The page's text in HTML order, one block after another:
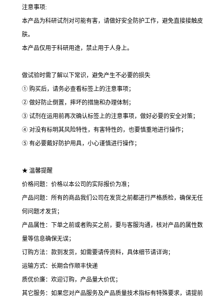
注意事项:
本产品为科研试剂对可能有害，请做好安全防护工作，避免直接接触皮
肤。
本产品仅用于科研用途，禁止用于人身上。
做试验时需了解以下常识，避免产生不必要的损失
① 购买后，请务必查看标签上的注意事项；
② 做好防止倒置，摔坏的措施和办理体制；
③ 试剂在运用前再次确认标签上的注意事项，做好必要的安全对策；
④ 对没有标明其风险特性，有害特性的，也要慎重地进行操作；
⑤ 有必要戴好防护用具，小心谨慎进行操作；
★ 温馨提醒
价格问题：价格以本公司的实际报价为准；
产品问题：所有的商品我们公司在发货之前都进行严格质检，确保无任
何问题才发货；
产品属性：下单之前或者购买之前，要与客服沟通，核对产品的属性数
量等信息确保无误；
订购方法：款到发货，如需要请传资料，具体细节请详询；
运输方式：长期合作顺丰快递
质优价廉：欢迎订购，产品量大价优；
其它服务：如果您对产品服务及产品质量技术指标有特殊要求，请提前